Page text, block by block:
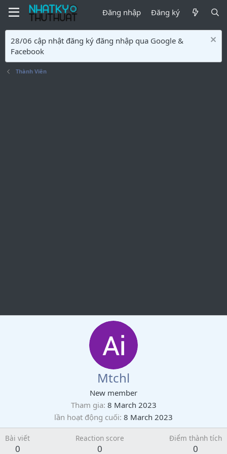
Đăng nhập Đăng ký
28/06 cập nhật đăng ký đăng nhập qua Google &
Facebook
Thành Viên
Mtchl
New member
Tham gia 8 March 2023
lần hoạt động cuối 8 March 2023
Bài viết
0
Reaction score
0
Điểm thành tích
0